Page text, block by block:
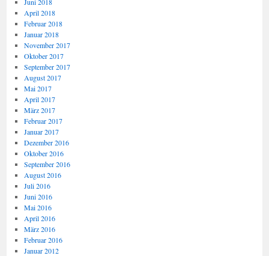
April 2018
Februar 2018
Januar 2018
November 2017
Oktober 2017
September 2017
August 2017
Mai 2017
April 2017
März 2017
Februar 2017
Januar 2017
Dezember 2016
Oktober 2016
September 2016
August 2016
Juli 2016
Juni 2016
Mai 2016
April 2016
März 2016
Februar 2016
Januar 2012